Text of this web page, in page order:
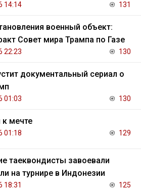
14:14 131
военный объект:
Совет мира Трампа по Газе
22:23 130
документальный сериал о
01:03 130
к мечте
01:18 129
таеквондисты завоевали
на турнире в Индонезии
18:31 125